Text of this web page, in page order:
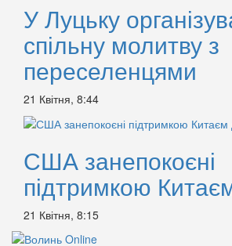
У Луцьку
спільну молитву з
переселенцями
21 Квітня, 8:44
США занепокоєні
підтримкою
21 Квітня, 8:15